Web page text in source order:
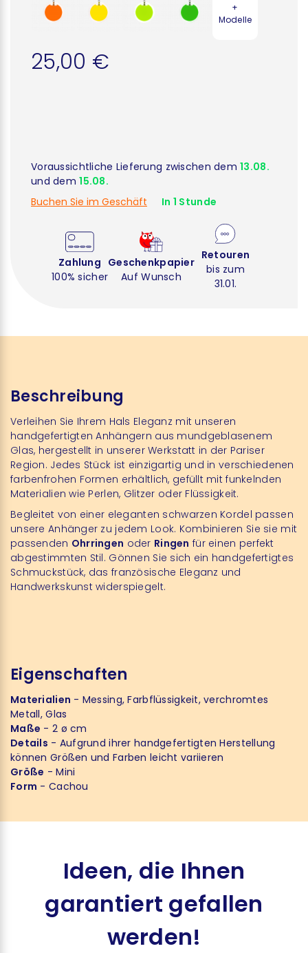
+
Modelle
25,00 €
Voraussichtliche Lieferung zwischen dem13.08.
und dem15.08.
Buchen Sie im Geschäft
In 1 Stunde
Zahlung
100% sicher
Geschenkpapier
Auf Wunsch
Retouren
bis zum
31.01.
Beschreibung
Verleihen Sie Ihrem Hals Eleganz mit unseren
handgefertigten Anhängern aus mundgeblasenem
Glas, hergestellt in unserer Werkstatt in der Pariser
Region. Jedes Stück ist einzigartig und in verschiedenen
farbenfrohen Formen erhältlich, gefüllt mit funkelnden
Materialien wie Perlen, Glitzer oder Flüssigkeit.
Begleitet von einer eleganten schwarzen Kordel passen
unsere Anhänger zu jedem Look. Kombinieren Sie sie mit
passenden Ohrringen oder Ringen für einen perfekt
abgestimmten Stil. Gönnen Sie sich ein handgefertigtes
Schmuckstück, das französische Eleganz und
Handwerkskunst widerspiegelt.
Eigenschaften
Materialien - Messing, Farbflüssigkeit, verchromtes
Metall, Glas
Maße - 2 ø cm
Details - Aufgrund ihrer handgefertigten Herstellung
können Größen und Farben leicht variieren
Größe - Mini
Form - Cachou
Ideen, die Ihnen
garantiert gefallen
werden!